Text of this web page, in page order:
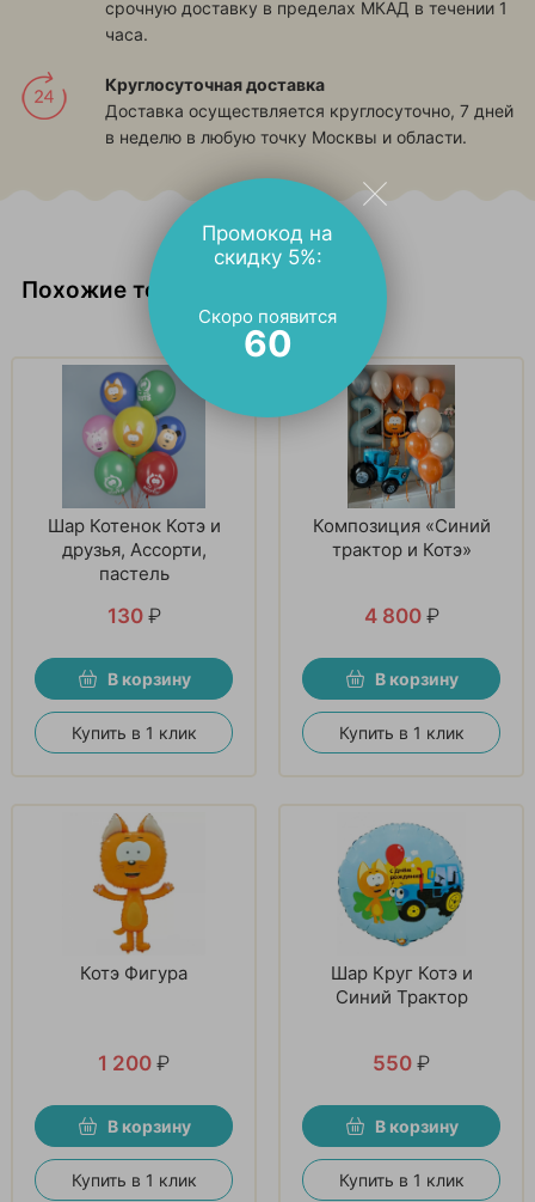
срочную доставку в пределах МКАД в течении 1
часа.
Круглосуточная доставка
Доставка осуществляется круглосуточно, 7 дней
в неделю в любую точку Москвы и области.
Похожие товары
Шар Котенок Котэ и
друзья, Ассорти,
пастель
130 ₽
В корзину
Купить в 1 клик
Композиция «Синий
трактор и Котэ»
4 800 ₽
В корзину
Купить в 1 клик
Котэ Фигура
1 200 ₽
В корзину
Купить в 1 клик
Шар Круг Котэ и
Синий Трактор
550 ₽
В корзину
Купить в 1 клик
Промокод на
скидку 5%:
Скоро появится
59